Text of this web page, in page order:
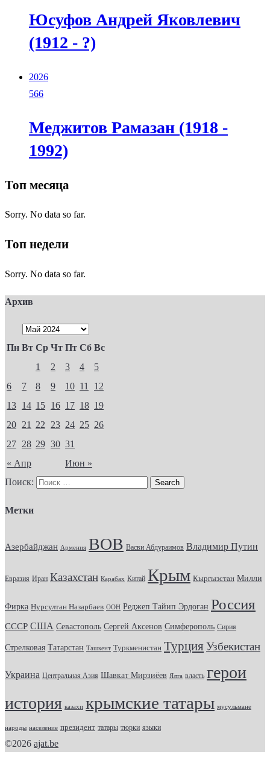
Юсуфов Андрей Яковлевич
(1912 - ?)
2026
566
Меджитов Рамазан (1918 -
1992)
Топ месяца
Sorry. No data so far.
Топ недели
Sorry. No data so far.
Архив
Пн Вт Ср Чт Пт Сб Вс
« Апр Июн »
1 2 3 4
5
6
7 8 9 10 11
12
13 14 15 16 17 18 19
20 21 22 23 24 25 26
27 28 29 30 31
Поиск:
Метки
Азербайджан Армения ВОВ Васви Абдураимов Владимир Путин
Евразия Иран Казахстан Карабах Китай Крым Кыргызстан Милли
Фирка Нурсултан Назарбаев ООН Реджеп Тайип Эрдоган Россия
СССР США Севастополь Сергей Аксенов Симферополь Сирия
Стрелковая Татарстан Ташкент Туркменистан Турция Узбекистан
Украина Центральная Азия Шавкат Мирзиёев Ялта власть герои
история казахи крымские татары мусульмане
народы население президент татары тюрки языки
©2026 ajat.be